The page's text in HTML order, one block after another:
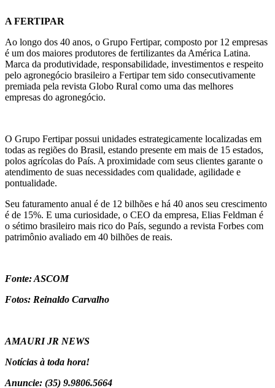
A FERTIPAR
Ao longo dos 40 anos, o Grupo Fertipar, composto por 12 empresas
é um dos maiores produtores de fertilizantes da América Latina.
Marca da produtividade, responsabilidade, investimentos e respeito
pelo agronegócio brasileiro a Fertipar tem sido consecutivamente
premiada pela revista Globo Rural como uma das melhores
empresas do agronegócio.
O Grupo Fertipar possui unidades estrategicamente localizadas em
todas as regiões do Brasil, estando presente em mais de 15 estados,
polos agrícolas do País. A proximidade com seus clientes garante o
atendimento de suas necessidades com qualidade, agilidade e
pontualidade.
Seu faturamento anual é de 12 bilhões e há 40 anos seu crescimento
é de 15%. E uma curiosidade, o CEO da empresa, Elias Feldman é
o sétimo brasileiro mais rico do País, segundo a revista Forbes com
patrimônio avaliado em 40 bilhões de reais.
Fonte: ASCOM
Fotos: Reinaldo Carvalho
AMAURI JR NEWS
Notícias à toda hora!
Anuncie: (35) 9.9806.5664